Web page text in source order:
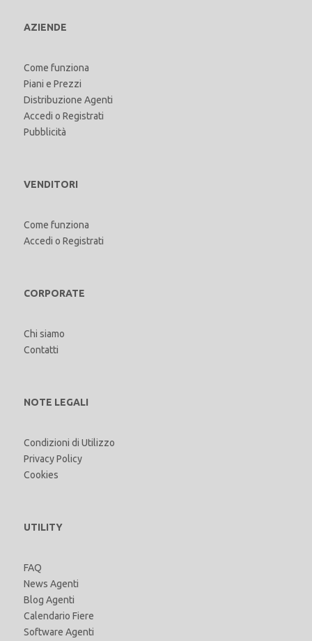
AZIENDE
Come funziona
Piani e Prezzi
Distribuzione Agenti
Accedi o Registrati
Pubblicità
VENDITORI
Come funziona
Accedi o Registrati
CORPORATE
Chi siamo
Contatti
NOTE LEGALI
Condizioni di Utilizzo
Privacy Policy
Cookies
UTILITY
FAQ
News Agenti
Blog Agenti
Calendario Fiere
Software Agenti